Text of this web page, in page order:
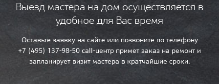
Выезд мастера на дом осуществляется в
удобное для Вас время
Оставьте заявку на сайте или позвоните по телефону
+7 (495) 137-98-50 call-центр примет заказ на ремонт и
запланирует визит мастера в кратчайшие сроки.